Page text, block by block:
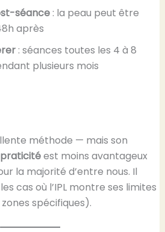
séance: la peau peut être
après
: séances toutes les 4 à 8
plusieurs mois
méthode — mais son
est moins avantageux
la majorité d’entre nous. Il
cas où l’IPL montre ses limites
spécifiques).